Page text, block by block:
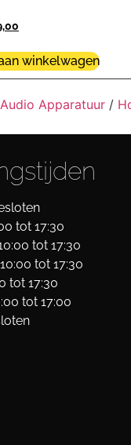
winkelwagen
Apparatuur /
tot 17:30
tot 17:30
tot 17:30
tot 17:30
tot 17:00